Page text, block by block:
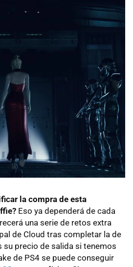
la compra de esta
Eso ya dependerá de cada
una serie de retos extra
de Cloud tras completar la de
su precio de salida si tenemos
de PS4 se puede conseguir